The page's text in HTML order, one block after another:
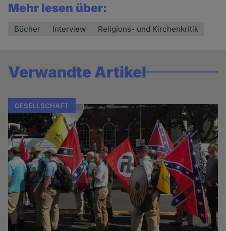
Mehr lesen über:
Bücher Interview Religions- und Kirchenkritik
Verwandte Artikel
GESELLSCHAFT